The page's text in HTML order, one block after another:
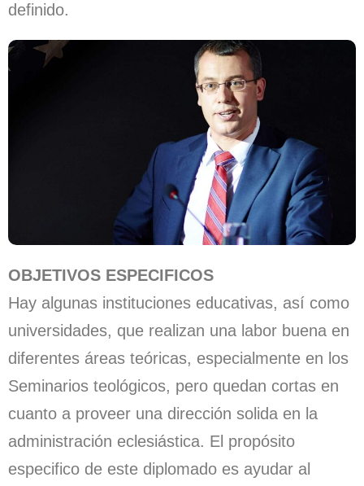
definido.
OBJETIVOS ESPECIFICOS
Hay algunas instituciones educativas, así como
universidades, que realizan una labor buena en
diferentes áreas teóricas, especialmente en los
Seminarios teológicos, pero quedan cortas en
cuanto a proveer una dirección solida en la
administración eclesiástica. El propósito
especifico de este diplomado es ayudar al